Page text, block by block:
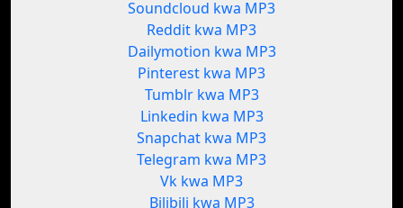
Soundcloud kwa MP3
Reddit kwa MP3
Dailymotion kwa MP3
Pinterest kwa MP3
Tumblr kwa MP3
Linkedin kwa MP3
Snapchat kwa MP3
Telegram kwa MP3
Vk kwa MP3
Bilibili kwa MP3